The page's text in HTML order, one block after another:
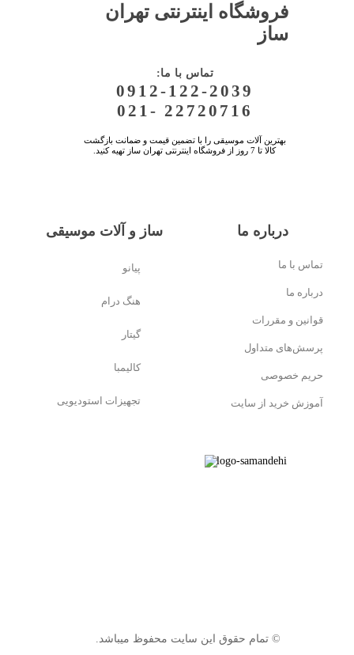
فروشگاه اینترنتی تهران
ساز
:تماس با ما
0912-122-2039
021- 22720716
بهترین آلات موسیقی را با تضمین قیمت و ضمانت بازگشت
کالا تا 7 روز از فروشگاه اینترنتی تهران ساز تهیه کنید.
تماس با ما
درباره ما
قوانین و مقررات
پرسش‌های متداول
حریم خصوصی
آموزش خرید از سایت
درباره ما ساز و آلات موسیقی
پیانو
هنگ درام
گیتار
کالیمبا
تجهیزات استودیویی
© تمام حقوق این سایت محفوظ میباشد.